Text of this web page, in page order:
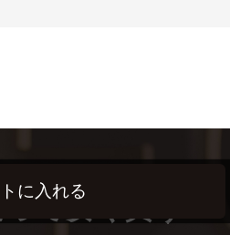
に入れる
って安く買う！